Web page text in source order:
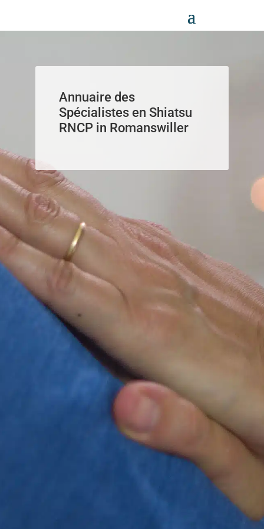
Annuaire des
Spécialistes en Shiatsu
RNCP in Romanswiller